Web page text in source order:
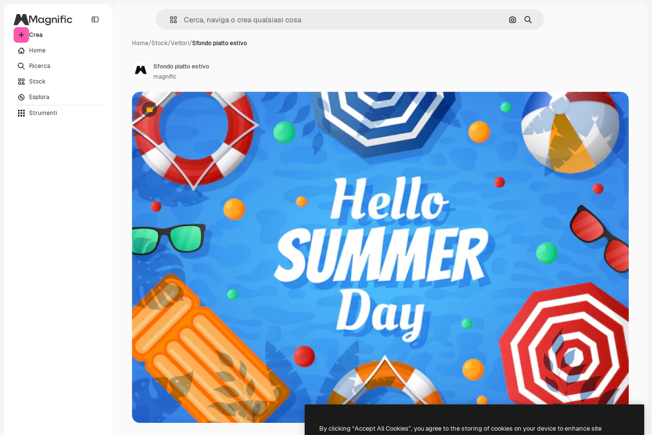
Crea
Home
Ricerca
Stock
Esplora
Strumenti
Cerca per immagine
Ricerca
Home/Stock/Vettori/Sfondo piatto estivo
Premium
Sfondo piatto estivo
magnific
By clicking “Accept All Cookies”, you agree to the storing of cookies on your device to enhance site